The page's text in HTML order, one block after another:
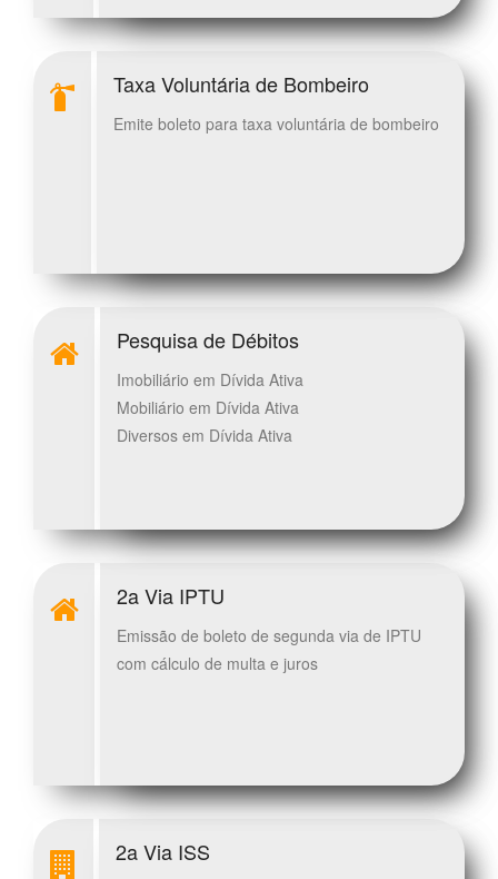
Taxa Voluntária de Bombeiro
Emite boleto para taxa voluntária de bombeiro
Pesquisa de Débitos
Imobiliário em Dívida Ativa
Mobiliário em Dívida Ativa
Diversos em Dívida Ativa
2a Via IPTU
Emissão de boleto de segunda via de IPTU
com cálculo de multa e juros
2a Via ISS